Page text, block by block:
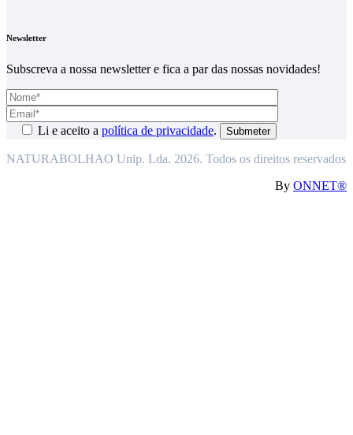
Newsletter
Subscreva a nossa newsletter e fica a par das nossas novidades!
Li e aceito a política de privacidade.
NATURABOLHAO Unip. Lda. 2026. Todos os direitos reservados
By ONNET®